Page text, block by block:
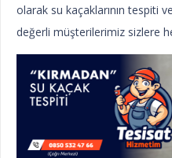
olarak su kaçaklarının tespiti
değerli müşterilerimiz sizlere